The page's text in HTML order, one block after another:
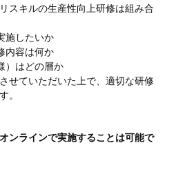
100.0 %
スキルの生産性向上研修は組み合
施したいか
内容は何か
）はどの層か
せていただいた上で、適切な研修
。
ンラインで実施することは可能で